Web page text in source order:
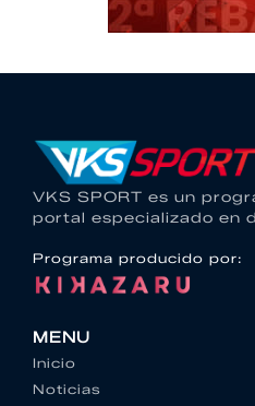
VKS SPORT es un
portal especializado en
Programa producido por:
MENU
Inicio
Noticias